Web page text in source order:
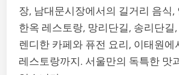
장, 남대문시장에서의 길거리 음식,
한옥 레스토랑, 망리단길, 송리단길
렌디한 카페와 퓨전 요리, 이태원에
레스토랑까지. 서울만의 독특한 맛